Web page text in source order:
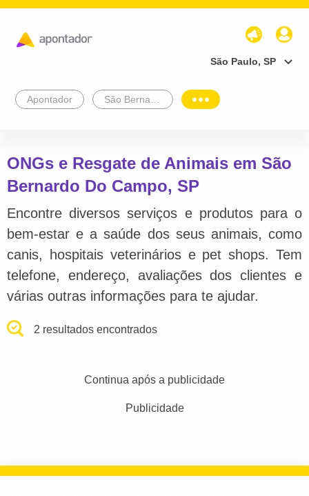
São Paulo, SP
Apontador
ONGs e Resgate de Animais em São
Bernardo Do Campo, SP
Encontre diversos serviços e produtos para o
bem-estar e a saúde dos seus animais, como
canis, hospitais veterinários e pet shops. Tem
telefone, endereço, avaliações dos clientes e
várias outras informações para te ajudar.
2 resultados encontrados
Continua após a publicidade
Publicidade